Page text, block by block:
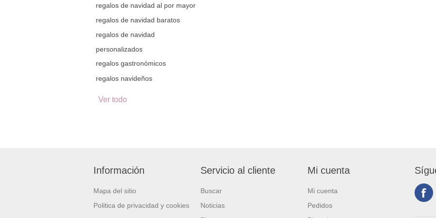
regalos de navidad al por mayor
regalos de navidad baratos
regalos de navidad
personalizados
regalos gastronómicos
regalos navideños
Ver todo
Información
Mapa del sitio
Politica de privacidad y cookies
Servicio al cliente
Buscar
Noticias
Mi cuenta
Mi cuenta
Pedidos